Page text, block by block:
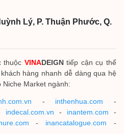
Lý, P. Thuận Phước, Q.
VINADEIGNtiếp cận cụ thể
hàng nhanh dễ dàng qua hệ
Niche Market ngành:
- inthenhua.com -
indecal.com.vn - inantem.com -
- inancatalogue.com -